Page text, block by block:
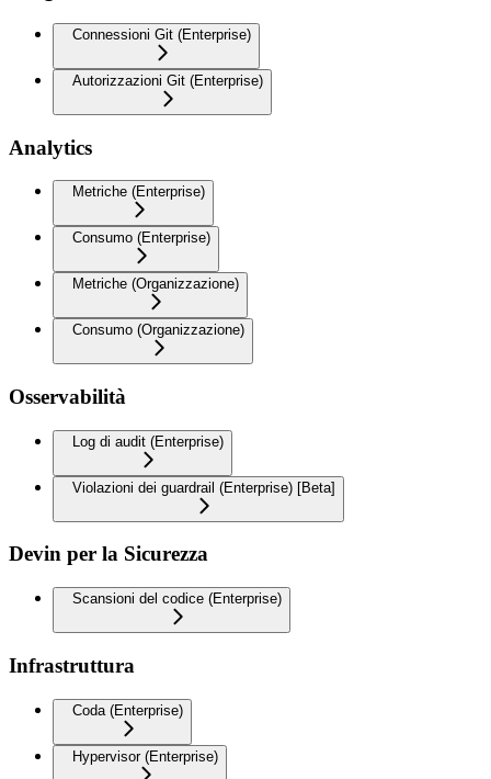
Connessioni Git (Enterprise)
Autorizzazioni Git (Enterprise)
Analytics
Metriche (Enterprise)
Consumo (Enterprise)
Metriche (Organizzazione)
Consumo (Organizzazione)
Osservabilità
Log di audit (Enterprise)
Violazioni dei guardrail (Enterprise) [Beta]
Devin per la Sicurezza
Scansioni del codice (Enterprise)
Infrastruttura
Coda (Enterprise)
Hypervisor (Enterprise)